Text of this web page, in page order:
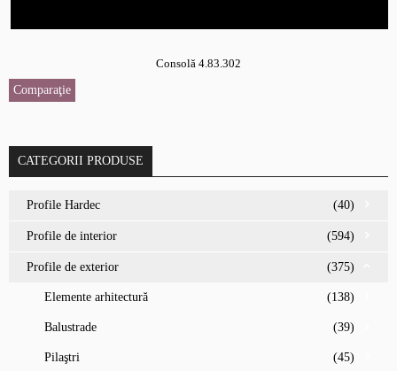
Consolă 4.83.302
Comparaţie
CATEGORII PRODUSE
Profile Hardec (40)
Profile de interior (594)
Profile de exterior (375)
Elemente arhitectură (138)
Balustrade (39)
Pilaştri (45)